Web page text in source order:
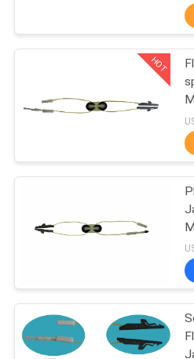
KONTAKT
MIT
ANGEBOT
SITEMAP
Webstuhl
Schließen
Geschirr ab
HOT